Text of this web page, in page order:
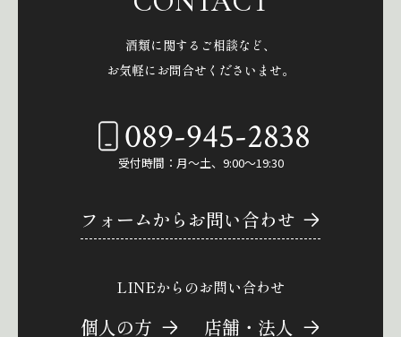
酒類に関するご相談など、
お気軽にお問合せくださいませ。
089-945-2838
受付時間：月～土、9:00～19:30
フォームからお問い合わせ
LINEからのお問い合わせ
個人の方 店舗・法人